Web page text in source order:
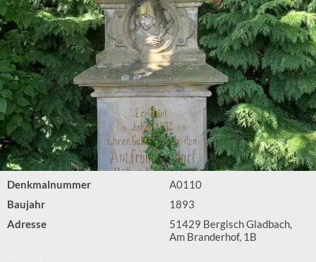
Denkmalnummer
A0110
Baujahr
1893
Adresse
51429 Bergisch Gladbach,
Am Branderhof, 1B